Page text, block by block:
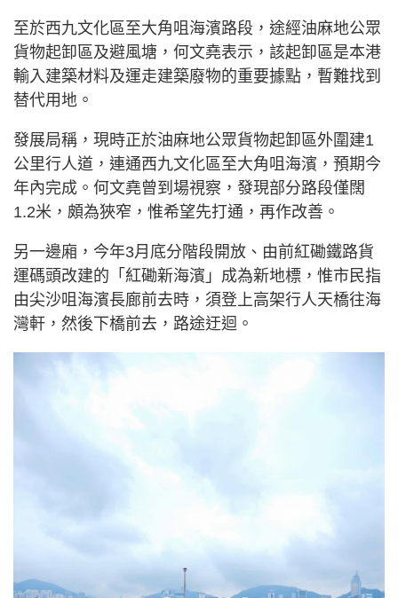
至於西九文化區至大角咀海濱路段，途經油麻地公眾
貨物起卸區及避風塘，何文堯表示，該起卸區是本港
輸入建築材料及運走建築廢物的重要據點，暫難找到
替代用地。
發展局稱，現時正於油麻地公眾貨物起卸區外圍建1
公里行人道，連通西九文化區至大角咀海濱，預期今
年內完成。何文堯曾到場視察，發現部分路段僅闊
1.2米，頗為狹窄，惟希望先打通，再作改善。
另一邊廂，今年3月底分階段開放、由前紅磡鐵路貨
運碼頭改建的「紅磡新海濱」成為新地標，惟市民指
由尖沙咀海濱長廊前去時，須登上高架行人天橋往海
灣軒，然後下橋前去，路途迂迴。